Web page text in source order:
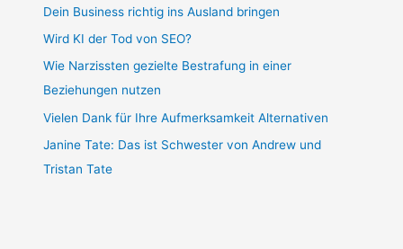
Dein Business richtig ins Ausland bringen
Wird KI der Tod von SEO?
Wie Narzissten gezielte Bestrafung in einer
Beziehungen nutzen
Vielen Dank für Ihre Aufmerksamkeit Alternativen
Janine Tate: Das ist Schwester von Andrew und
Tristan Tate